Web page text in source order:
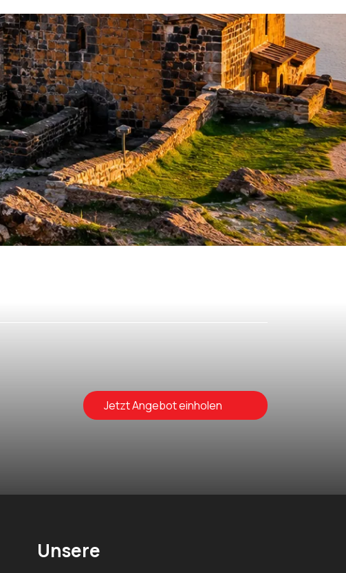
Jetzt Angebot einholen
Unsere